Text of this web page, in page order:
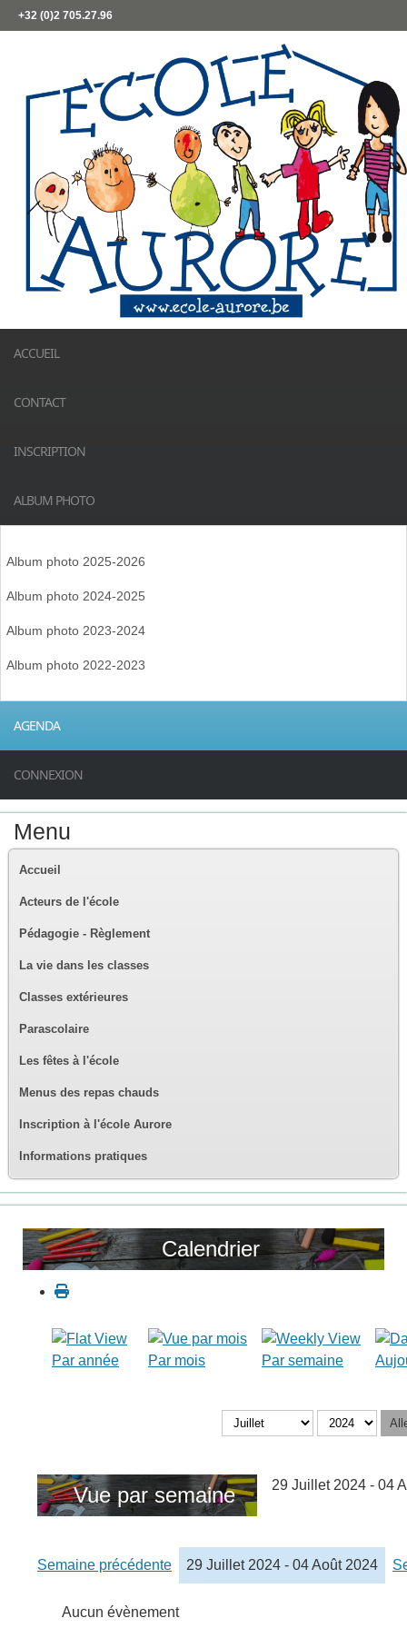
+32 (0)2 705.27.96
ACCUEIL
CONTACT
INSCRIPTION
ALBUM PHOTO
Album photo 2025-2026
Album photo 2024-2025
Album photo 2023-2024
Album photo 2022-2023
AGENDA
CONNEXION
Menu
Accueil
Acteurs de l'école
Pédagogie - Règlement
La vie dans les classes
Classes extérieures
Parascolaire
Les fêtes à l'école
Menus des repas chauds
Inscription à l'école Aurore
Informations pratiques
Calendrier
Par année Par mois Par semaine
Vue par semaine 29 Juillet 2024 - 04
Semaine précédente 29 Juillet 2024 - 04 Août 2024
Aucun évènement